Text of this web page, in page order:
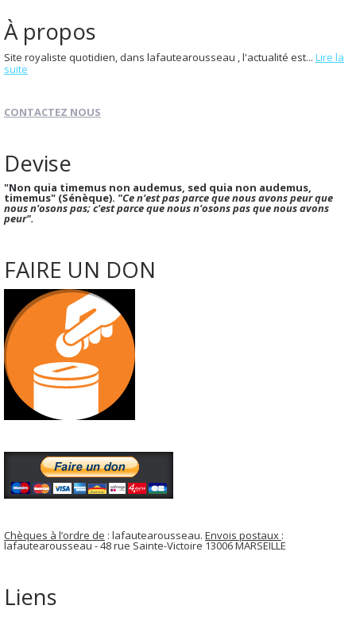
À propos
Site royaliste quotidien, dans lafautearousseau , l'actualité est... Lire la
suite
CONTACTEZ NOUS
Devise
"Non quia timemus non audemus, sed quia non audemus,
timemus" (Sénèque). "Ce n'est pas parce que nous avons peur que
nous n'osons pas; c'est parce que nous n'osons pas que nous avons
peur".
FAIRE UN DON
Chèques à l’ordre de : lafautearousseau. Envois postaux :
lafautearousseau - 48 rue Sainte-Victoire 13006 MARSEILLE
Liens